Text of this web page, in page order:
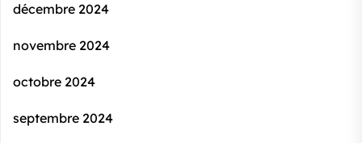
décembre 2024
novembre 2024
octobre 2024
septembre 2024